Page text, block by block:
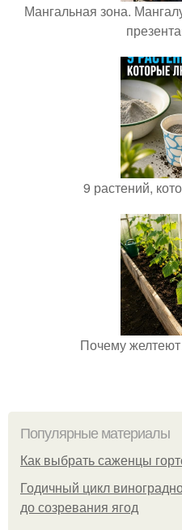
Мангальная зона.
9 растений,
Почему желтеют
Популярные материалы
Как выбрать саженцы
Годичный цикл
до созревания ягод